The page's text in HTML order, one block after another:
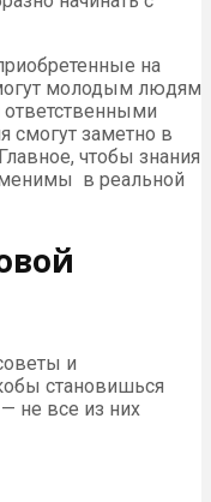
на
молодым людям
заметно в
чтобы знания
в реальной
и
становишься
не все из них